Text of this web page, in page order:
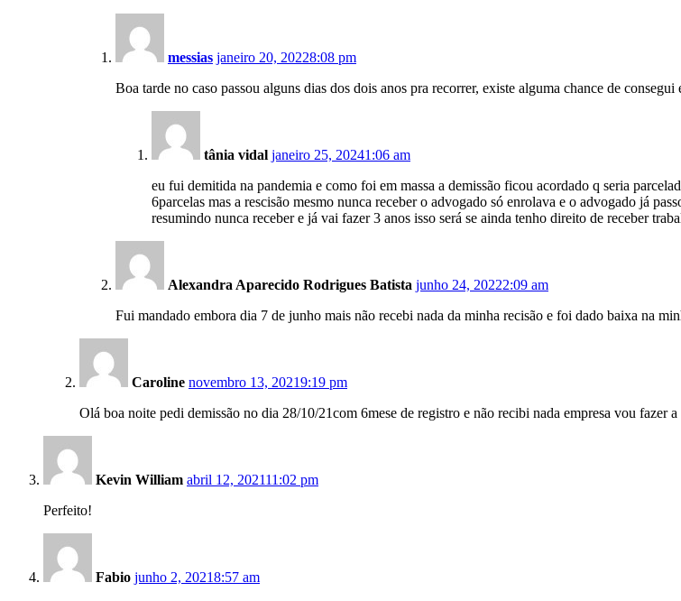
messias janeiro 20, 20228:08 pm
Boa tarde no caso passou alguns dias dos dois anos pra recorrer, existe alguma chance de consegui
tânia vidal janeiro 25, 20241:06 am
eu fui demitida na pandemia e como foi em massa a demissão ficou acordado q seria
6parcelas mas a rescisão mesmo nunca receber o advogado só enrolava e o advogado já
resumindo nunca receber e já vai fazer 3 anos isso será se ainda tenho direito de receber
Alexandra Aparecido Rodrigues Batista junho 24, 20222:09 am
Fui mandado embora dia 7 de junho mais não recebi nada da minha recisão e foi dado baixa na
Caroline novembro 13, 20219:19 pm
Olá boa noite pedi demissão no dia 28/10/21com 6mese de registro e não recibi nada empresa vou fazer
Kevin William abril 12, 202111:02 pm
Perfeito!
Fabio junho 2, 20218:57 am